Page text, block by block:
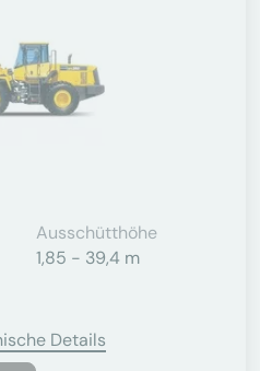
Ausschütthöhe
1,85 - 39,4 m
Details